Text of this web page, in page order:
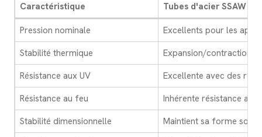
Caractéristique Tubes d'acier SSAW
Pression nominale
Excellents pour les
Stabilité thermique
Expansion/contraction
Résistance aux UV
Excellente avec des
Résistance au feu
Inhérente résistance au
Stabilité dimensionnelle
Maintient sa forme sous